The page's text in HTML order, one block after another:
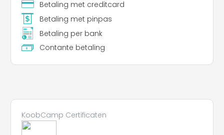
Betaling met creditcard
Betaling met pinpas
Betaling per bank
Contante betaling
KoobCamp Certificaten